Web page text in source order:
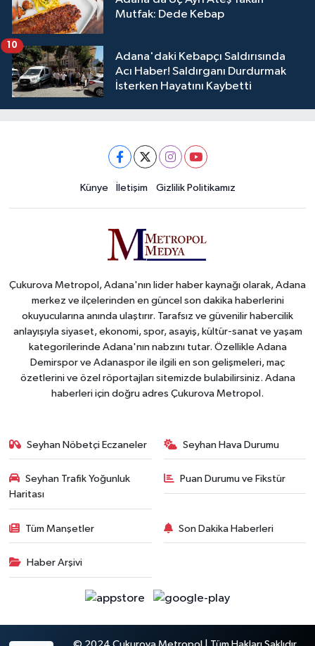
Mutfak: Dede Kebap
Adana'daki Kebapçı Saldırısında
Acı Haber! Saldırganı Durdurmak
İsterken Hayatını Kaybetti
10
Künye İletişim Gizlilik Politikamız
Çukurova Metropol, Adana'nın lider haber kaynağı olarak, Adana
merkez ve ilçelerinden en güncel son dakika haberlerini
okuyucularına anında ulaştırır. Tarafsız ve güvenilir habercilik
anlayışıyla siyaset, ekonomi, spor, asayiş, kültür-sanat ve yaşam
kategorilerinde Adana'nın nabzını tutar. Özellikle Adana
Demirspor ve Adanaspor ile ilgili en son gelişmeleri, maç
özetlerini ve özel röportajları sitemizde bulabilirsiniz. Adana
haberleri için doğru adres Çukurova Metropol.
Seyhan Nöbetçi Eczaneler Seyhan Hava Durumu
Seyhan Trafik Yoğunluk
Haritası
Puan Durumu ve Fikstür
Tüm Manşetler Son Dakika Haberleri
Haber Arşivi